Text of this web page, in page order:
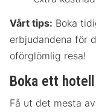
Vårt tips: Boka
erbjudandena för
oförglömlig resa!
Boka ett
Få ut det mesta